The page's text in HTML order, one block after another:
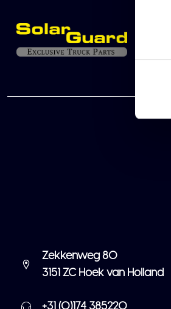
Zekkenweg 80
3151 ZC Hoek van Holland
+31 (0)174 385220